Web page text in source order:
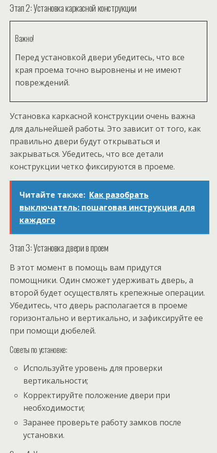
Этап 2: Установка каркасной конструкции
Важно!
Перед установкой двери убедитесь, что все
края проема точно выровнены и не имеют
повреждений.
Установка каркасной конструкции очень важна
для дальнейшей работы. Это зависит от того, как
правильно двери будут открываться и
закрываться. Убедитесь, что все детали
конструкции четко фиксируются в проеме.
Читайте также: Как разобрать
выключатель: пошаговая инструкция для
каждого
Этап 3: Установка двери в проем
В этот момент в помощь вам придутся
помощники. Один сможет удерживать дверь, а
второй будет осуществлять крепежные операции.
Убедитесь, что дверь располагается в проеме
горизонтально и вертикально, и зафиксируйте ее
при помощи дюбелей.
Советы по установке:
Используйте уровень для проверки
вертикальности;
Корректируйте положение двери при
необходимости;
Заранее проверьте работу замков после
установки.